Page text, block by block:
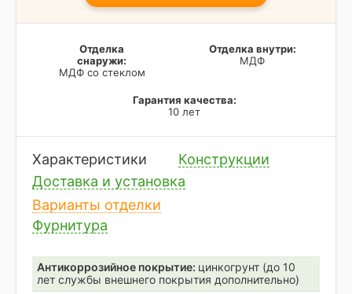
Отделка
снаружи:
МДФ со стеклом
Отделка внутри:
МДФ
Гарантия качества:
10 лет
Характеристики
Конструкции
Доставка и установка
Варианты отделки
Фурнитура
Антикоррозийное покрытие: цинкогрунт (до 10
лет службы внешнего покрытия дополнительно)